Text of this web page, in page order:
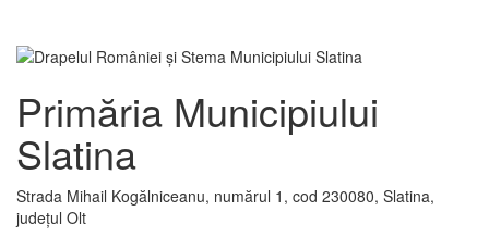
Primăria Municipiului
Slatina
Strada Mihail Kogălniceanu, numărul 1, cod 230080, Slatina,
județul Olt